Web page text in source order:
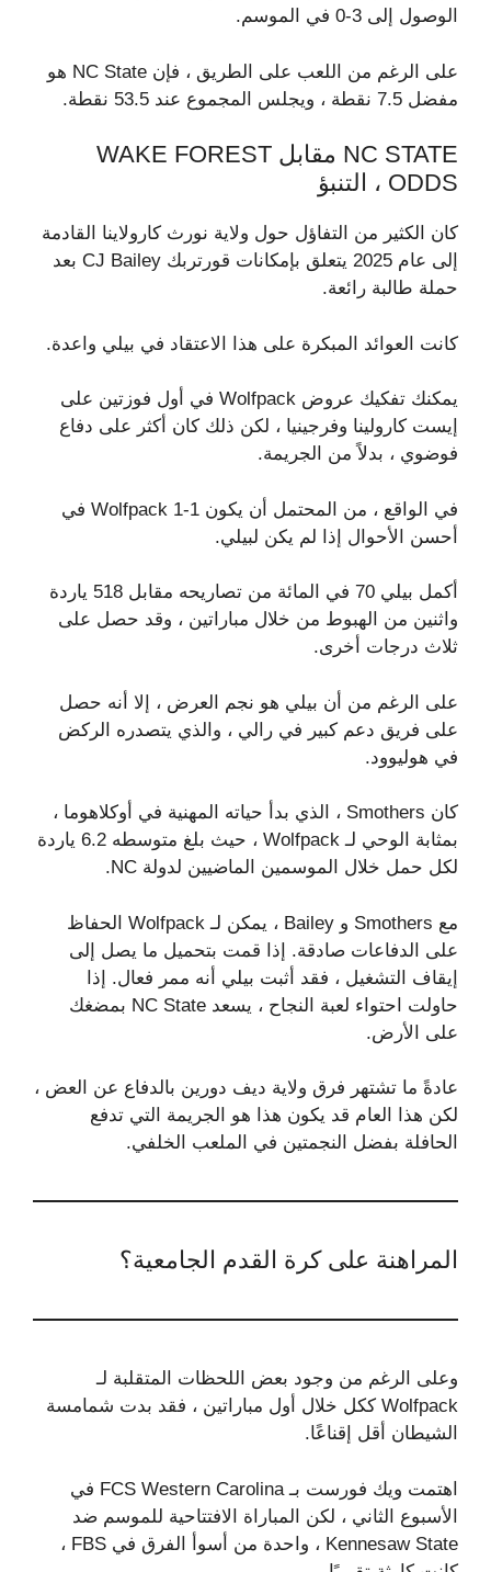
الوصول إلى 3-0 في الموسم.
على الرغم من اللعب على الطريق ، فإن NC State هو
مفضل 7.5 نقطة ، ويجلس المجموع عند 53.5 نقطة.
NC STATE مقابل WAKE FOREST
ODDS ، التنبؤ
كان الكثير من التفاؤل حول ولاية نورث كارولاينا القادمة
إلى عام 2025 يتعلق بإمكانات قورتربك CJ Bailey بعد
حملة طالبة رائعة.
كانت العوائد المبكرة على هذا الاعتقاد في بيلي واعدة.
يمكنك تفكيك عروض Wolfpack في أول فوزتين على
إيست كارولينا وفرجينيا ، لكن ذلك كان أكثر على دفاع
فوضوي ، بدلاً من الجريمة.
في الواقع ، من المحتمل أن يكون Wolfpack 1-1 في
أحسن الأحوال إذا لم يكن لبيلي.
أكمل بيلي 70 في المائة من تصاريحه مقابل 518 ياردة
واثنين من الهبوط من خلال مباراتين ، وقد حصل على
ثلاث درجات أخرى.
على الرغم من أن بيلي هو نجم العرض ، إلا أنه حصل
على فريق دعم كبير في رالي ، والذي يتصدره الركض
في هوليوود.
كان Smothers ، الذي بدأ حياته المهنية في أوكلاهوما ،
بمثابة الوحي لـ Wolfpack ، حيث بلغ متوسطه 6.2 ياردة
لكل حمل خلال الموسمين الماضيين لدولة NC.
مع Smothers و Bailey ، يمكن لـ Wolfpack الحفاظ
على الدفاعات صادقة. إذا قمت بتحميل ما يصل إلى
إيقاف التشغيل ، فقد أثبت بيلي أنه ممر فعال. إذا
حاولت احتواء لعبة النجاح ، يسعد NC State بمضغك
على الأرض.
عادةً ما تشتهر فرق ولاية ديف دورين بالدفاع عن العض ،
لكن هذا العام قد يكون هذا هو الجريمة التي تدفع
الحافلة بفضل النجمتين في الملعب الخلفي.
المراهنة على كرة القدم الجامعية؟
وعلى الرغم من وجود بعض اللحظات المتقلبة لـ
Wolfpack ككل خلال أول مباراتين ، فقد بدت شمامسة
الشيطان أقل إقناعًا.
اهتمت ويك فورست بـ FCS Western Carolina في
الأسبوع الثاني ، لكن المباراة الافتتاحية للموسم ضد
Kennesaw State ، واحدة من أسوأ الفرق في FBS ،